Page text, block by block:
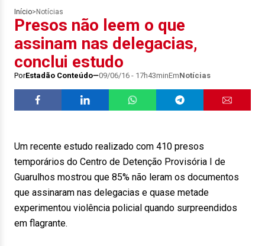
Início> Notícias
Presos não leem o que
assinam nas delegacias,
conclui estudo
PorEstadão Conteúdo 09/06/16 - 17h43minEmNotícias
Um recente estudo realizado com 410 presos
temporários do Centro de Detenção Provisória I de
Guarulhos mostrou que 85% não leram os documentos
que assinaram nas delegacias e quase metade
experimentou violência policial quando surpreendidos
em flagrante.